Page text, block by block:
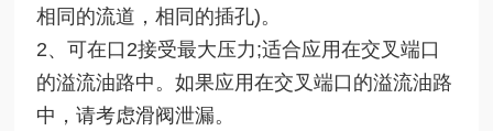
相同的流道，相同的插孔)。
2、可在口2接受最大压力;适合应用在交叉端口
的溢流油路中。如果应用在交叉端口的溢流油路
中，请考虑滑阀泄漏。